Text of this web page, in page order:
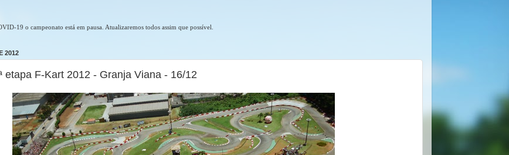
19 o campeonato está em pausa. Atualizaremos todos assim que possível.
2012
etapa F-Kart 2012 - Granja Viana - 16/12